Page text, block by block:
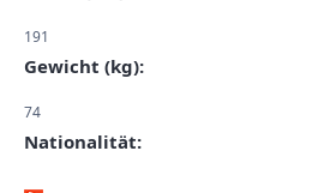
191
Gewicht (kg):
74
Nationalität: